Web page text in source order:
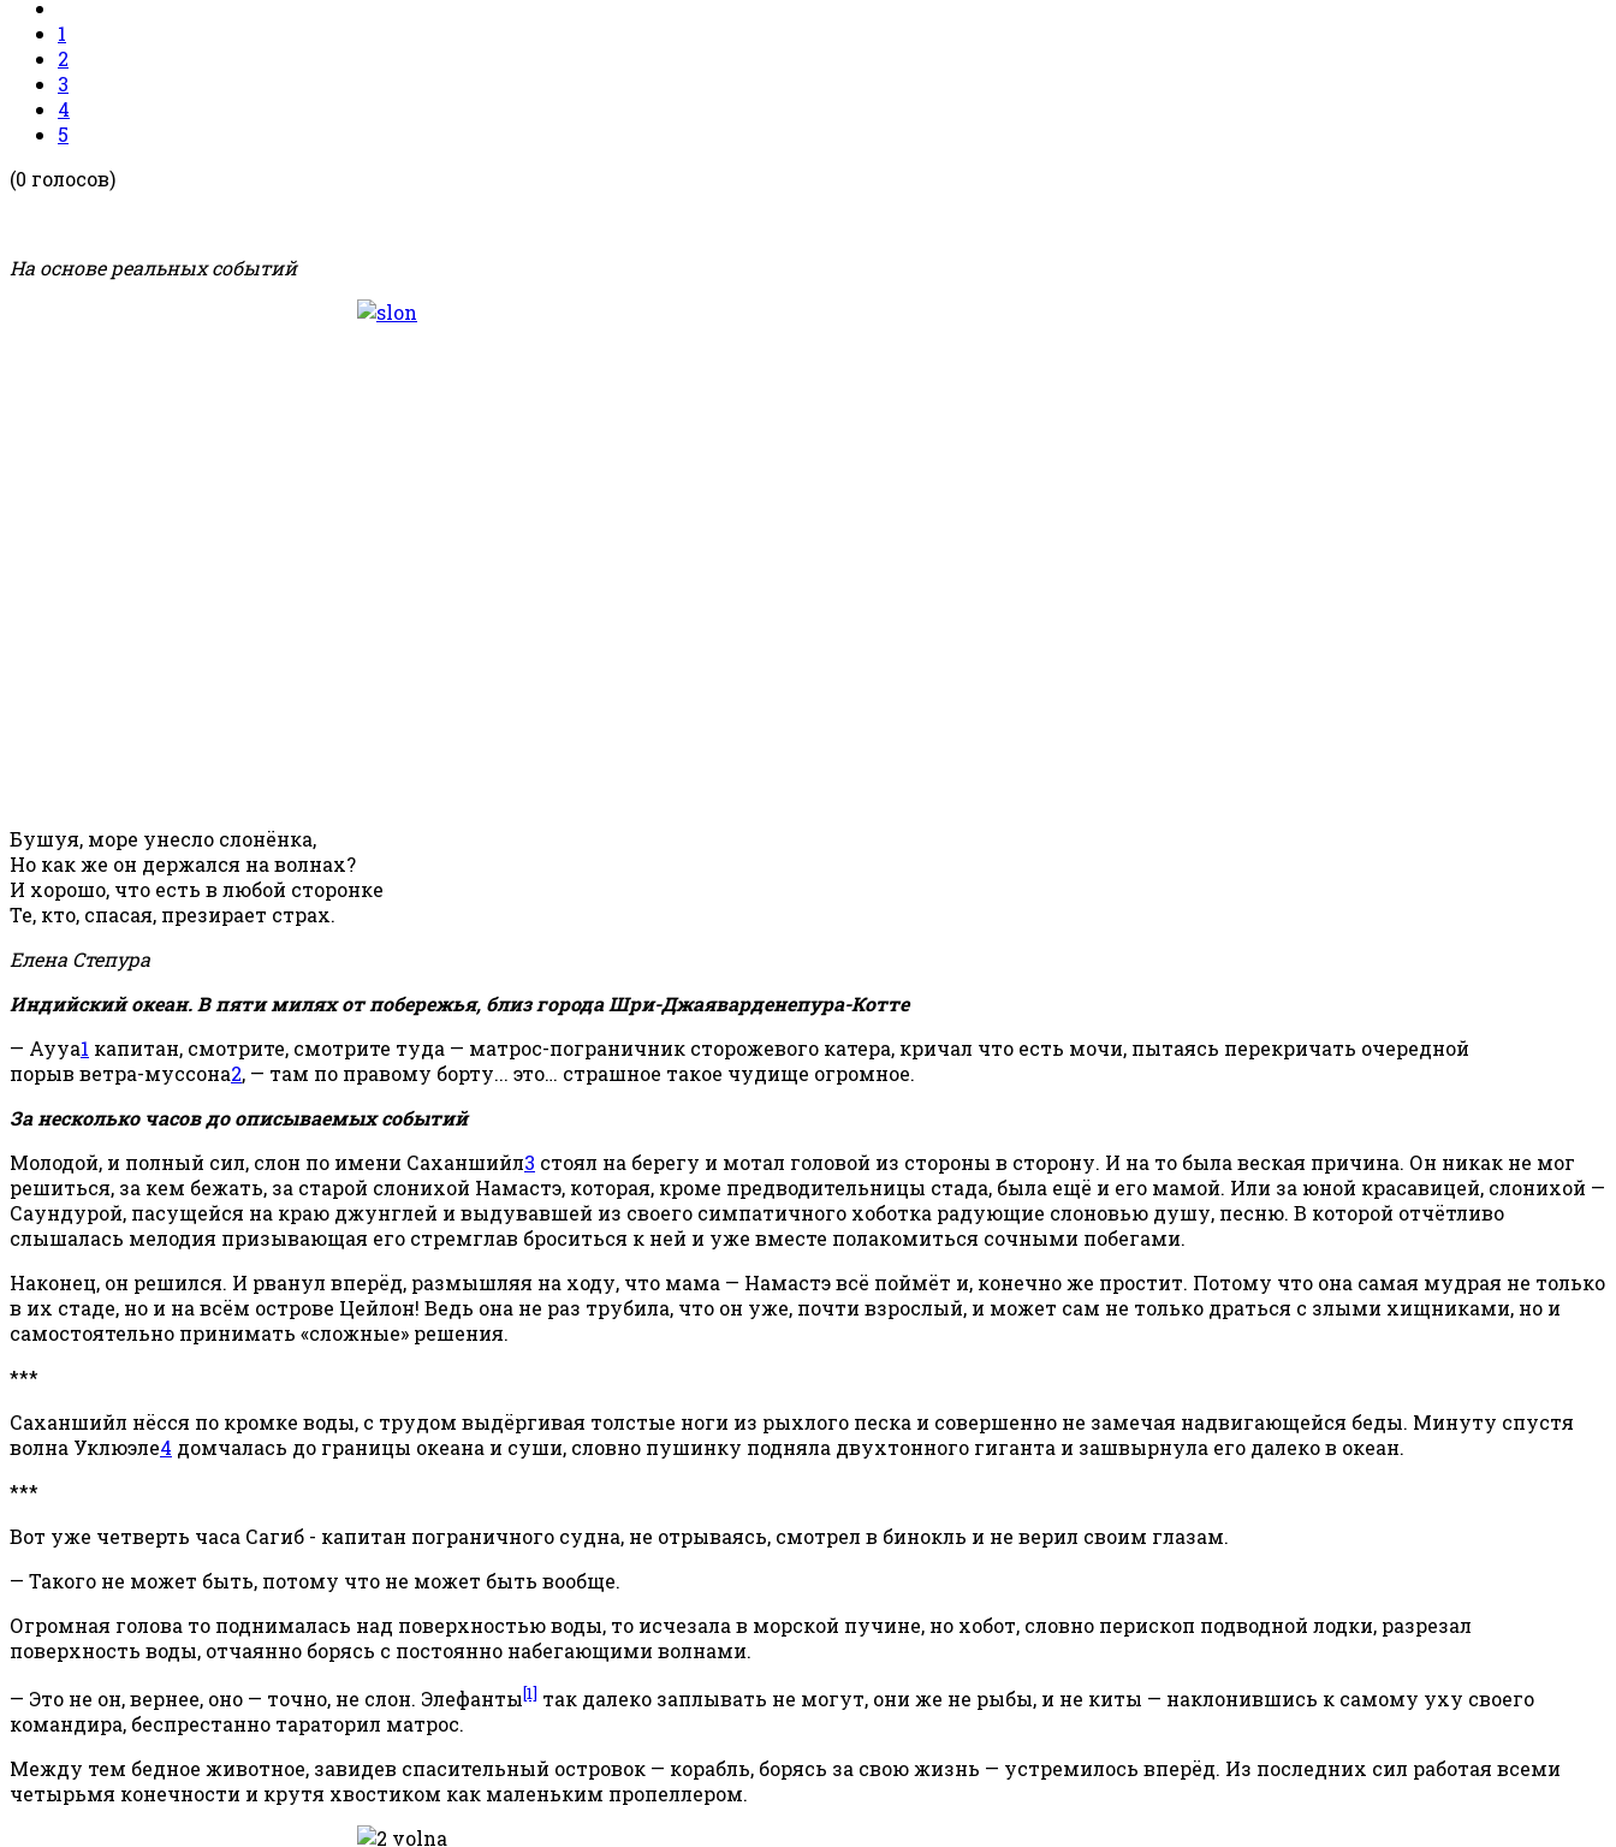
1
2
3
4
5
(0 голосов)
На основе реальных событий
Бушуя, море унесло слонёнка,
Но как же он держался на волнах?
И хорошо, что есть в любой сторонке
Те, кто, спасая, презирает страх.
Елена Степура
Индийский океан. В пяти милях от побережья, близ города Шри-Джаяварденепура-Котте
— Ayya1 капитан, смотрите, смотрите туда — матрос-пограничник сторожевого катера, кричал что есть мочи, пытаясь перекричать очередной
порыв ветра-муссона2, — там по правому борту... это… страшное такое чудище огромное.
За несколько часов до описываемых событий
Молодой, и полный сил, слон по имени Саханшийл3 стоял на берегу и мотал головой из стороны в сторону. И на то была веская причина. Он никак не мог
решиться, за кем бежать, за старой слонихой Намастэ, которая, кроме предводительницы стада, была ещё и его мамой. Или за юной красавицей, слонихой —
Саундурой, пасущейся на краю джунглей и выдувавшей из своего симпатичного хоботка радующие слоновью душу, песню. В которой отчётливо
слышалась мелодия призывающая его стремглав броситься к ней и уже вместе полакомиться сочными побегами.
Наконец, он решился. И рванул вперёд, размышляя на ходу, что мама — Намастэ всё поймёт и, конечно же простит. Потому что она самая мудрая не только
в их стаде, но и на всём острове Цейлон! Ведь она не раз трубила, что он уже, почти взрослый, и может сам не только драться с злыми хищниками, но и
самостоятельно принимать «сложные» решения.
***
Саханшийл нёсся по кромке воды, с трудом выдёргивая толстые ноги из рыхлого песка и совершенно не замечая надвигающейся беды. Минуту спустя
волна Уклюэле4 домчалась до границы океана и суши, словно пушинку подняла двухтонного гиганта и зашвырнула его далеко в океан.
***
Вот уже четверть часа Сагиб - капитан пограничного судна, не отрываясь, смотрел в бинокль и не верил своим глазам.
— Такого не может быть, потому что не может быть вообще.
Огромная голова то поднималась над поверхностью воды, то исчезала в морской пучине, но хобот, словно перископ подводной лодки, разрезал
поверхность воды, отчаянно борясь с постоянно набегающими волнами.
— Это не он, вернее, оно — точно, не слон. Элефанты[1] так далеко заплывать не могут, они же не рыбы, и не киты — наклонившись к самому уху своего
командира, беспрестанно тараторил матрос.
Между тем бедное животное, завидев спасительный островок — корабль, борясь за свою жизнь — устремилось вперёд. Из последних сил работая всеми
четырьмя конечности и крутя хвостиком как маленьким пропеллером.